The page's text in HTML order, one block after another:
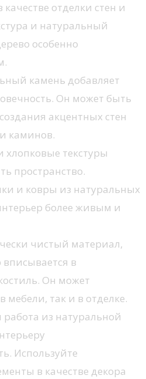
качестве отделки стен и
и натуральный
особенно
камень добавляет
Он может быть
акцентных стен
каминов.
текстуры
пространство.
и ковры из натуральных
более живым и
чистый материал,
в
Он может
мебели, так и в отделке.
работа из натуральной
Используйте
в качестве декора